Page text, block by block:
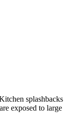
exposed to large